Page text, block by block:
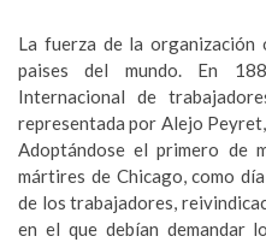
La fuerza de la
paises del mundo. En
Internacional de
representada por Alejo
Adoptándose el primero de
mártires de Chicago, como
de los trabajadores,
en el que debían demandar